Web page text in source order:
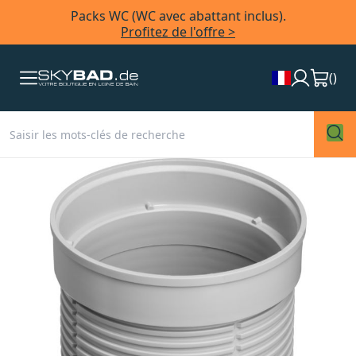
Packs WC (WC avec abattant inclus).
Profitez de l'offre >
()